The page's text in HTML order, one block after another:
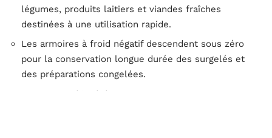
légumes, produits laitiers et viandes fraîches
destinées à une utilisation rapide.
Les armoires à froid négatif descendent sous zéro
pour la conservation longue durée des surgelés et
des préparations congelées.
Les tables réfrigérées combinent plan de travail et